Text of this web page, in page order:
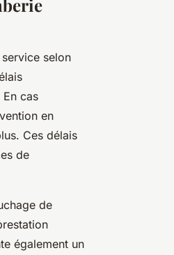
selon
cas
en
Ces délais
de
de
également un